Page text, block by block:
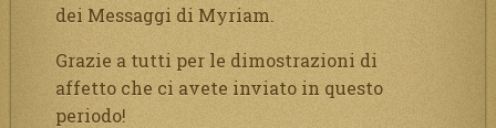
dei Messaggi di Myriam.
Grazie a tutti per le dimostrazioni di
affetto che ci avete inviato in questo
periodo!